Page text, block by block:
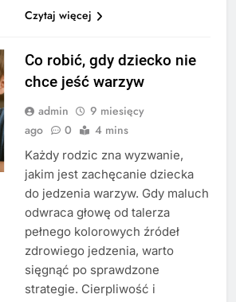
Czytaj więcej
Co robić, gdy dziecko nie
chce jeść warzyw
admin
9 miesięcy
ago
0 4 mins
Każdy rodzic zna wyzwanie,
jakim jest zachęcanie dziecka
do jedzenia warzyw. Gdy maluch
odwraca głowę od talerza
pełnego kolorowych źródeł
zdrowiego jedzenia, warto
sięgnąć po sprawdzone
strategie. Cierpliwość i